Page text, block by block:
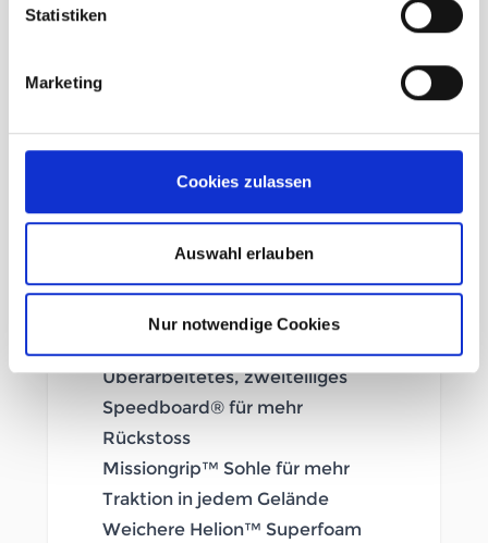
Statistiken
Marketing
Cookies zulassen
Auswahl erlauben
Nur notwendige Cookies
159,95 €
Vielseitiger Trail Running Schuh
für jedes Gelände
Mit weicherer Dämpfung und
Überarbeitetes, zweiteiliges
Speedboard® für mehr
Rückstoss
Missiongrip™ Sohle für mehr
Traktion in jedem Gelände
Weichere Helion™ Superfoam